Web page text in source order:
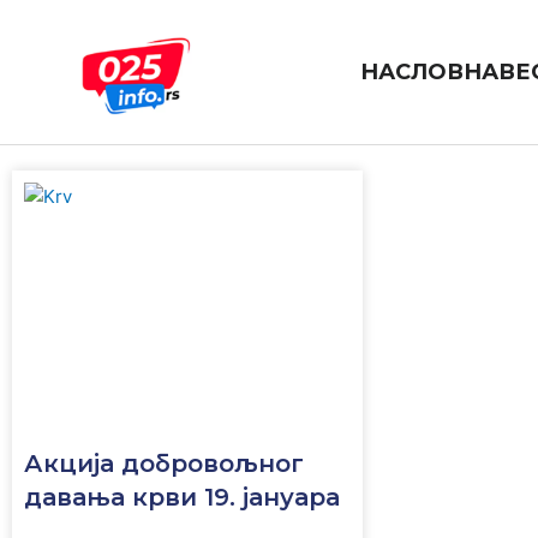
НАСЛОВНА
dobrovpljno davanje krvi
Акција добровољног
давања крви 19. јануара